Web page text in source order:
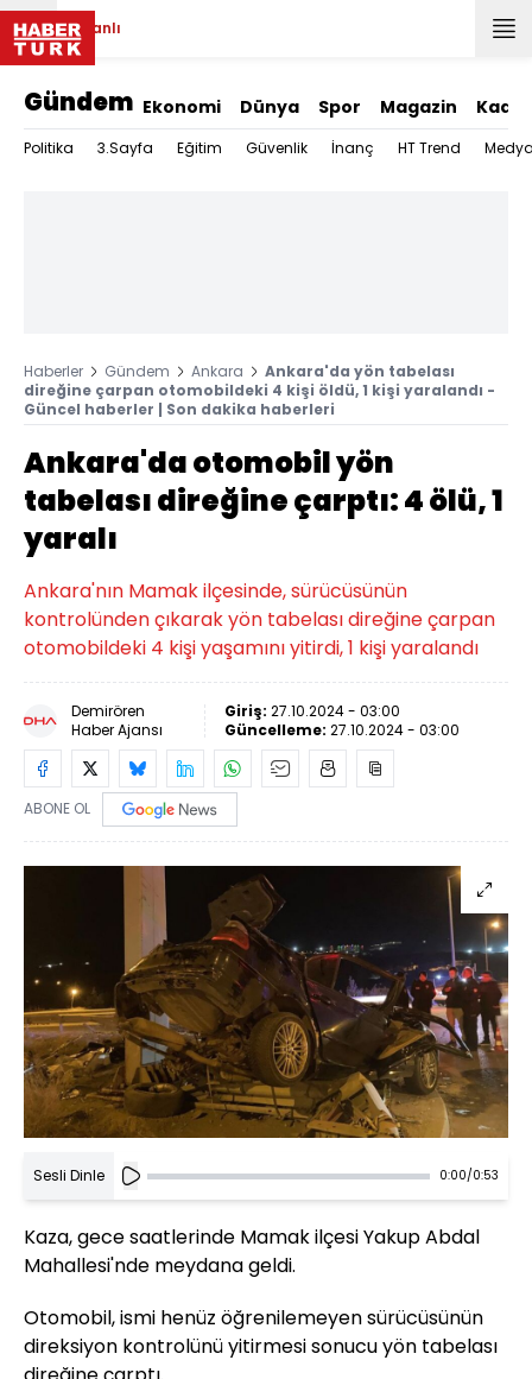
Canlı
Gündem Ekonomi Dünya Spor Magazin Kadın
Politika 3.Sayfa Eğitim Güvenlik İnanç HT Trend
Haberler Gündem Ankara
Ankara'da yön tabelası
direğine çarpan otomobildeki 4 kişi öldü, 1 kişi yaralandı -
Güncel haberler | Son dakika haberleri
Ankara'da otomobil yön
tabelası direğine çarptı: 4 ölü, 1
yaralı
Ankara'nın Mamak ilçesinde, sürücüsünün
kontrolünden çıkarak yön tabelası direğine çarpan
otomobildeki 4 kişi yaşamını yitirdi, 1 kişi yaralandı
Demirören
Haber Ajansı
Giriş: 27.10.2024 - 03:00
Güncelleme: 27.10.2024 - 03:00
ABONE OL
Sesli Dinle 0:00/0:53
Kaza, gece saatlerinde Mamak ilçesi Yakup Abdal
Mahallesi'nde meydana geldi.
Otomobil, ismi henüz öğrenilemeyen sürücüsünün
direksiyon kontrolünü yitirmesi sonucu yön tabelası